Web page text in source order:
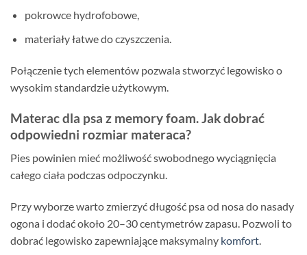
pokrowce hydrofobowe,
materiały łatwe do czyszczenia.
Połączenie tych elementów pozwala stworzyć legowisko o
wysokim standardzie użytkowym.
Materac dla psa z memory foam. Jak dobrać
odpowiedni rozmiar materaca?
Pies powinien mieć możliwość swobodnego wyciągnięcia
całego ciała podczas odpoczynku.
Przy wyborze warto zmierzyć długość psa od nosa do nasady
ogona i dodać około 20–30 centymetrów zapasu. Pozwoli to
dobrać legowisko zapewniające maksymalny komfort.